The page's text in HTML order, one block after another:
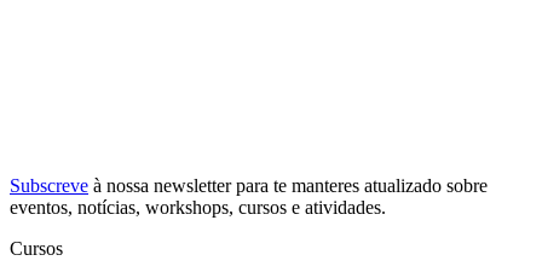
Subscreve à nossa newsletterpara te manteres atualizado sobre
eventos, notícias, workshops, cursos e atividades.
Cursos